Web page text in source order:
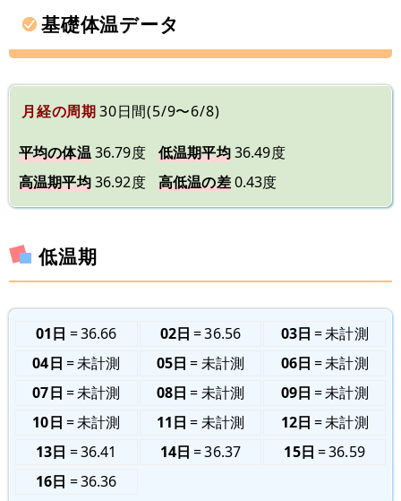
基礎体温データ
月経の周期30日間(5/9〜6/8)
平均の体温36.79度 低温期平均36.49度
高温期平均36.92度 高低温の差0.43度
低温期
01日 36.66 02日 36.56 03日
未計測
04日
未計測 05日 未計測 06日
未計測
07日
未計測 08日 未計測 09日
未計測
10日
未計測 11日 未計測 12日
未計測
13日
36.41 14日 36.37 15日
36.59
16日
36.36